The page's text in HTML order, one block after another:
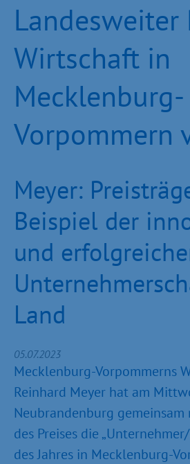
Landesweiter
Wirtschaft in
Mecklenburg-
Vorpommern
Meyer:
Beispiel der
und
Land
05.07.2023
Mecklenburg-Vorpommerns
Reinhard Meyer hat am
Neubrandenburg gemeinsam
des Preises die
des Jahres in Mecklenburg-